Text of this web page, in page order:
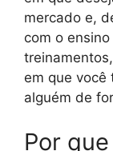
mercado e,
com o
em que você
alguém de
Por